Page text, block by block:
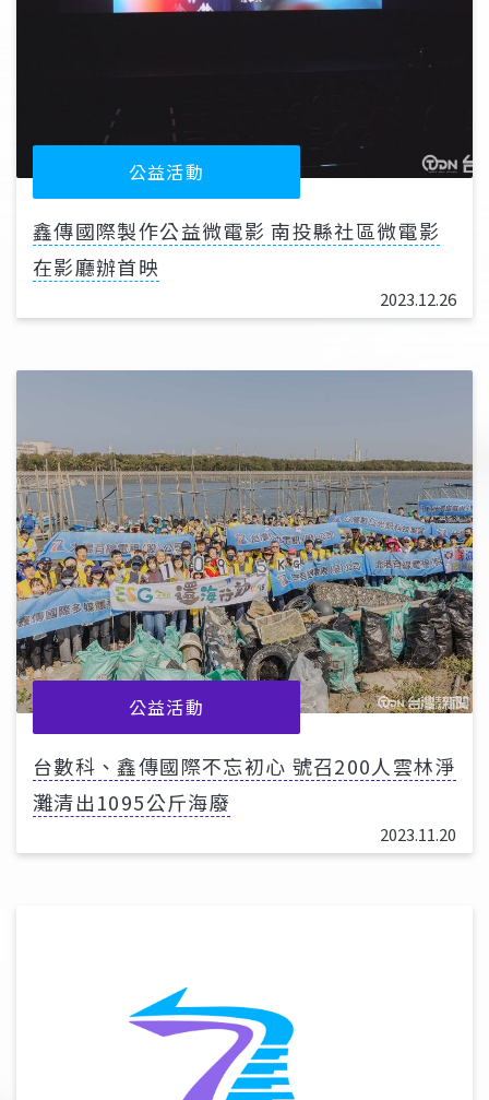
公益活動
鑫傳國際製作公益微電影 南投縣社區微電影
在影廳辦首映
2023.12.26
公益活動
台數科、鑫傳國際不忘初心 號召200人雲林淨
灘清出1095公斤海廢
2023.11.20